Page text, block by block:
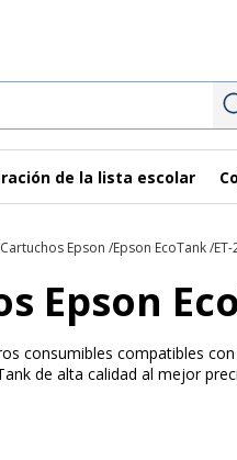
de la lista escolar
Cartuchos Epson Epson EcoTank
Epson
consumibles compatibles
de alta calidad al mejor